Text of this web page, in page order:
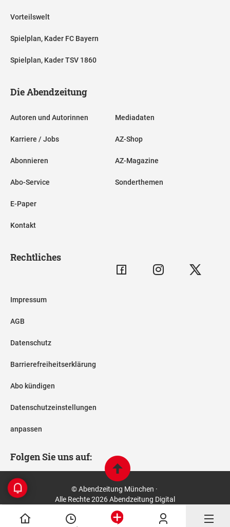
Vorteilswelt
Spielplan, Kader FC Bayern
Spielplan, Kader TSV 1860
Die Abendzeitung
Autoren und Autorinnen
Karriere / Jobs
Abonnieren
Abo-Service
E-Paper
Kontakt
Mediadaten
AZ-Shop
AZ-Magazine
Sonderthemen
Rechtliches
Impressum
AGB
Datenschutz
Barrierefreiheitserklärung
Abo kündigen
Datenschutzeinstellungen
anpassen
Folgen Sie uns auf:
© Abendzeitung München ·
Alle Rechte 2026 Abendzeitung Digital